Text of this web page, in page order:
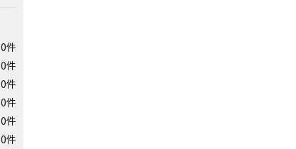
0件
0件
0件
0件
0件
0件